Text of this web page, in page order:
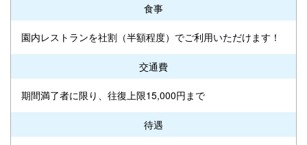
食事
園内レストランを社割（半額程度）でご利用いただけます！
交通費
期間満了者に限り、往復上限15,000円まで
待遇